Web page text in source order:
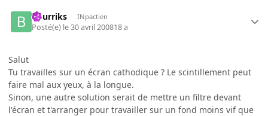
Bourriks INpactien
Posté(e) le 30 avril 200818 a
Salut
Tu travailles sur un écran cathodique ? Le scintillement peut
faire mal aux yeux, à la longue.
Sinon, une autre solution serait de mettre un filtre devant
l'écran et t'arranger pour travailler sur un fond moins vif que